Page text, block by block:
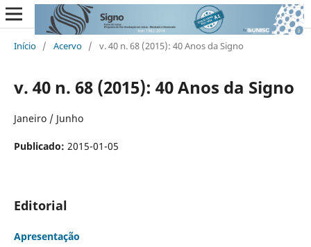
Início / Acervo / v. 40 n. 68 (2015): 40 Anos da Signo
v. 40 n. 68 (2015): 40 Anos da Signo
Janeiro / Junho
Publicado: 2015-01-05
Editorial
Apresentação